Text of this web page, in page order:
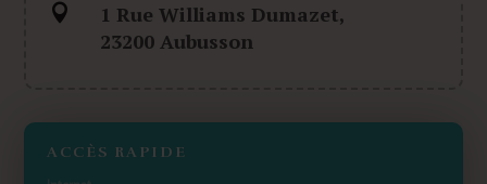

1 Rue Williams Dumazet,
23200 Aubusson
ACCÈS RAPIDE